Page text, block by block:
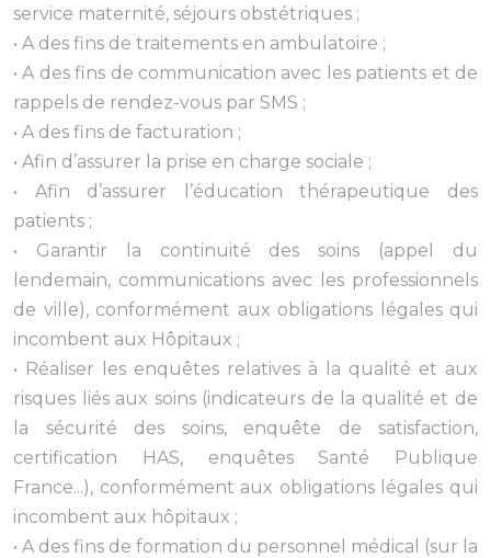
service maternité, séjours obstétriques ;
• A des fins de traitements en ambulatoire ;
• A des fins de communication avec les patients et de
rappels de rendez-vous par SMS ;
• A des fins de facturation ;
• Afin d’assurer la prise en charge sociale ;
• Afin d’assurer l’éducation thérapeutique des
patients ;
• Garantir la continuité des soins (appel du
lendemain, communications avec les professionnels
de ville), conformément aux obligations légales qui
incombent aux Hôpitaux ;
• Réaliser les enquêtes relatives à la qualité et aux
risques liés aux soins (indicateurs de la qualité et de
la sécurité des soins, enquête de satisfaction,
certification HAS, enquêtes Santé Publique
France...), conformément aux obligations légales qui
incombent aux hôpitaux ;
• A des fins de formation du personnel médical (sur la